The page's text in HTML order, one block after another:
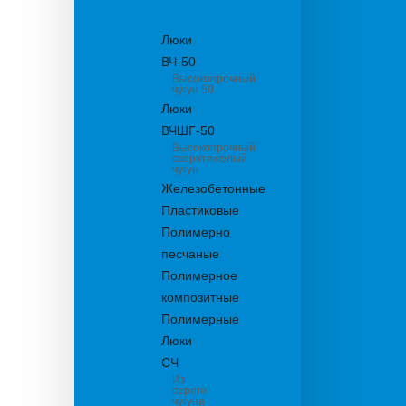
Люки
ВЧ-50
Высокопрочный
чугун 50
Люки
ВЧШГ-50
Высокопрочный
сверхтяжелый
чугун
Железобетонные
Пластиковые
Полимерно
песчаные
Полимерное
композитные
Полимерные
Люки
СЧ
Из
серого
чугуна